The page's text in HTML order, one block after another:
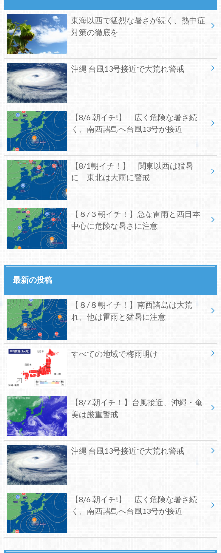
東海以西で猛烈な暑さが続く、熱中症
対策の徹底を
沖縄 台風13号接近で大荒れ警戒
【8/6 朝イチ!】 広く危険な暑さ続
く、南西諸島へ台風13号が接近
【8/1朝イチ！】 関東以西は猛暑
に 東北は大雨に警戒
【８/３朝イチ！】急な雷雨と西日本
中心に危険な暑さに注意
最新の投稿
【８/８朝イチ！】南西諸島は大荒
れ、他は雷雨と猛暑に注意
すべての地域で梅雨明け
【8/7 朝イチ！】台風接近、沖縄・奄
美は厳重警戒
沖縄 台風13号接近で大荒れ警戒
【8/6 朝イチ!】 広く危険な暑さ続
く、南西諸島へ台風13号が接近